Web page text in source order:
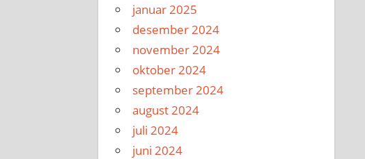
januar 2025
desember 2024
november 2024
oktober 2024
september 2024
august 2024
juli 2024
juni 2024